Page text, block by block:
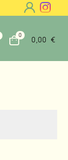
0
0,00 €